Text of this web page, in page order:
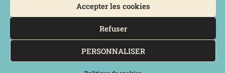
Prendre un RDV téléphonique
powered by Calendly
Accepter les cookies
Refuser
PERSONNALISER
MERCI POUR VOTRE VISITE !
Copyright Jones and Co® 2024 | Tous droits réservés | Conçu avec
Amour
Mentions légales|Politique de confidentialité